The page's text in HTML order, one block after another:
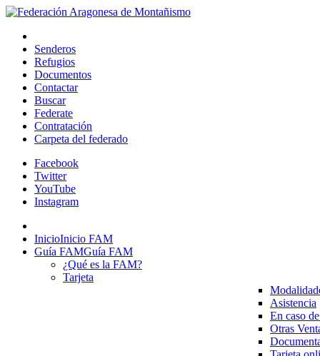
Senderos
Refugios
Documentos
Contactar
Buscar
Federate
Contratación
Carpeta del federado
Facebook
Twitter
YouTube
Instagram
InicioInicio FAM
Guía FAMGuía FAM
¿Qué es la FAM?
Tarjeta
Asistencia
En caso
Otras